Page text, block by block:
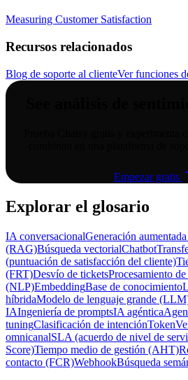
Measuring Customer Satisfaction
Recursos relacionados
Blog de soporte al clienteVer funciones
Empezar gratis
Explorar el glosario
IA conversacionalGeneración
(RAG)Búsqueda vectorialChatbot
(puntuación de satisfacción del cliente)
(FRT)Desvío de ticketsProcesamiento
(NLP)EmbeddingBase de conocimiento
híbridaModelo de lenguaje grande
IAIngeniería de promptsIA agéntica
tuningClasificación de intenciónToken
omnicanalSLA (acuerdo de nivel de
Score)Tiempo medio de gestión (AHT)
contacto (FCR)WebhookBúsqueda